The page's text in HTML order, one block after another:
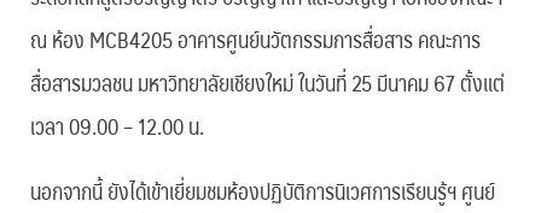
ณ ห้อง MCB4205 อาคารศูนย์นวัตกรรมการสื่อสาร คณะการ
สื่อสารมวลชน มหาวิทยาลัยเชียงใหม่ ในวันที่ 25 มีนาคม 67 ตั้งแต่
เวลา 09.00 – 12.00 น.
นอกจากนี้ ยังได้เข้าเยี่ยมชมห้องปฏิบัติการนิเวศการเรียนรู้ฯ ศูนย์